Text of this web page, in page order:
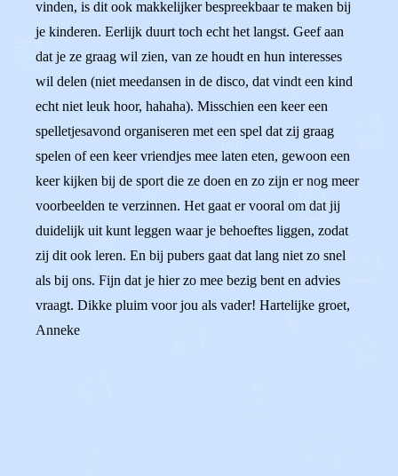
vinden, is dit ook makkelijker bespreekbaar te maken bij
je kinderen. Eerlijk duurt toch echt het langst. Geef aan
dat je ze graag wil zien, van ze houdt en hun interesses
wil delen (niet meedansen in de disco, dat vindt een kind
echt niet leuk hoor, hahaha). Misschien een keer een
spelletjesavond organiseren met een spel dat zij graag
spelen of een keer vriendjes mee laten eten, gewoon een
keer kijken bij de sport die ze doen en zo zijn er nog meer
voorbeelden te verzinnen. Het gaat er vooral om dat jij
duidelijk uit kunt leggen waar je behoeftes liggen, zodat
zij dit ook leren. En bij pubers gaat dat lang niet zo snel
als bij ons. Fijn dat je hier zo mee bezig bent en advies
vraagt. Dikke pluim voor jou als vader! Hartelijke groet,
Anneke